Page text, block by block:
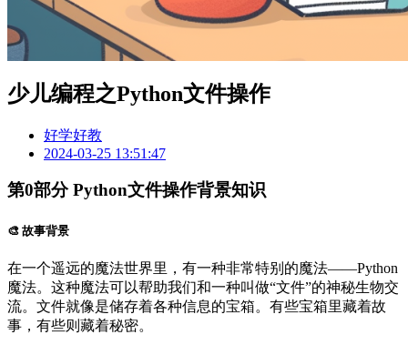
少儿编程之Python文件操作
好学好教
2024-03-25 13:51:47
第0部分 Python文件操作背景知识
🎨 故事背景
在一个遥远的魔法世界里，有一种非常特别的魔法——Python
魔法。这种魔法可以帮助我们和一种叫做“文件”的神秘生物交
流。文件就像是储存着各种信息的宝箱。有些宝箱里藏着故
事，有些则藏着秘密。